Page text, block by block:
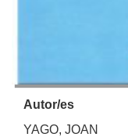
Autor/es
YAGO, JOAN